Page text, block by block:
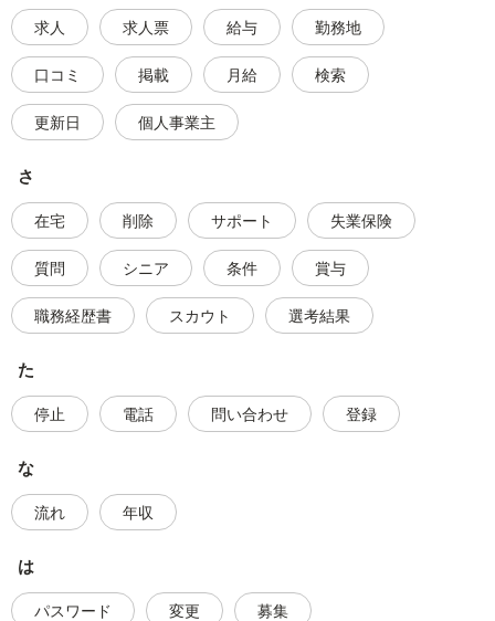
求人 求人票 給与 勤務地
口コミ 掲載 月給 検索
更新日 個人事業主
さ
在宅 削除 サポート 失業保険
質問 シニア 条件 賞与
職務経歴書 スカウト 選考結果
た
停止 電話 問い合わせ 登録
な
流れ 年収
は
パスワード 変更 募集